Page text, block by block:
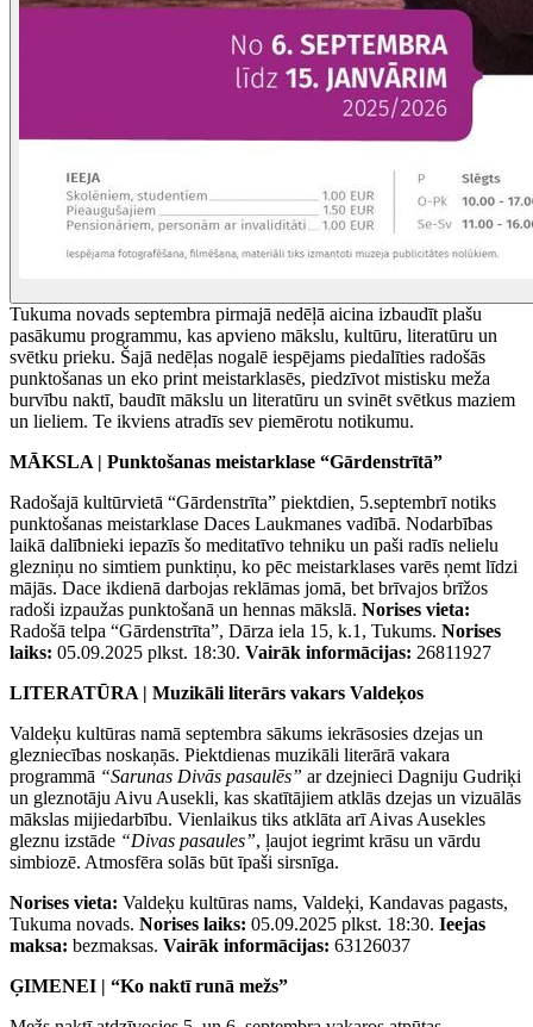
Tukuma novads septembra pirmajā nedēļā aicina izbaudīt plašu
pasākumu programmu, kas apvieno mākslu, kultūru, literatūru un
svētku prieku. Šajā nedēļas nogalē iespējams piedalīties radošās
punktošanas un eko print meistarklasēs, piedzīvot mistisku meža
burvību naktī, baudīt mākslu un literatūru un svinēt svētkus maziem
un lieliem. Te ikviens atradīs sev piemērotu notikumu.
MĀKSLA | Punktošanas meistarklase “Gārdenstrītā”
Radošajā kultūrvietā “Gārdenstrīta” piektdien, 5.septembrī notiks
punktošanas meistarklase Daces Laukmanes vadībā. Nodarbības
laikā dalībnieki iepazīs šo meditatīvo tehniku un paši radīs nelielu
glezniņu no simtiem punktiņu, ko pēc meistarklases varēs ņemt līdzi
mājās. Dace ikdienā darbojas reklāmas jomā, bet brīvajos brīžos
radoši izpaužas punktošanā un hennas mākslā. Norises vieta:
Radošā telpa “Gārdenstrīta”, Dārza iela 15, k.1, Tukums. Norises
laiks: 05.09.2025 plkst. 18:30. Vairāk informācijas: 26811927
LITERATŪRA | Muzikāli literārs vakars Valdeķos
Valdeķu kultūras namā septembra sākums iekrāsosies dzejas un
glezniecības noskaņās. Piektdienas muzikāli literārā vakara
programmā “Sarunas Divās pasaulēs” ar dzejnieci Dagniju Gudriķi
un gleznotāju Aivu Ausekli, kas skatītājiem atklās dzejas un vizuālās
mākslas mijiedarbību. Vienlaikus tiks atklāta arī Aivas Ausekles
gleznu izstāde “Divas pasaules”, ļaujot iegrimt krāsu un vārdu
simbiozē. Atmosfēra solās būt īpaši sirsnīga.
Norises vieta: Valdeķu kultūras nams, Valdeķi, Kandavas pagasts,
Tukuma novads. Norises laiks: 05.09.2025 plkst. 18:30. Ieejas
maksa: bezmaksas. Vairāk informācijas: 63126037
ĢIMENEI | “Ko naktī runā mežs”